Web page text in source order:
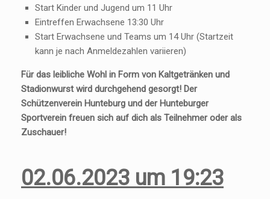
Start Kinder und Jugend um 11 Uhr
Eintreffen Erwachsene 13:30 Uhr
Start Erwachsene und Teams um 14 Uhr (Startzeit
kann je nach Anmeldezahlen variieren)
Für das leibliche Wohl in Form von Kaltgetränken und
Stadionwurst wird durchgehend gesorgt! Der
Schützenverein Hunteburg und der Hunteburger
Sportverein freuen sich auf dich als Teilnehmer oder als
Zuschauer!
02.06.2023 um 19:23